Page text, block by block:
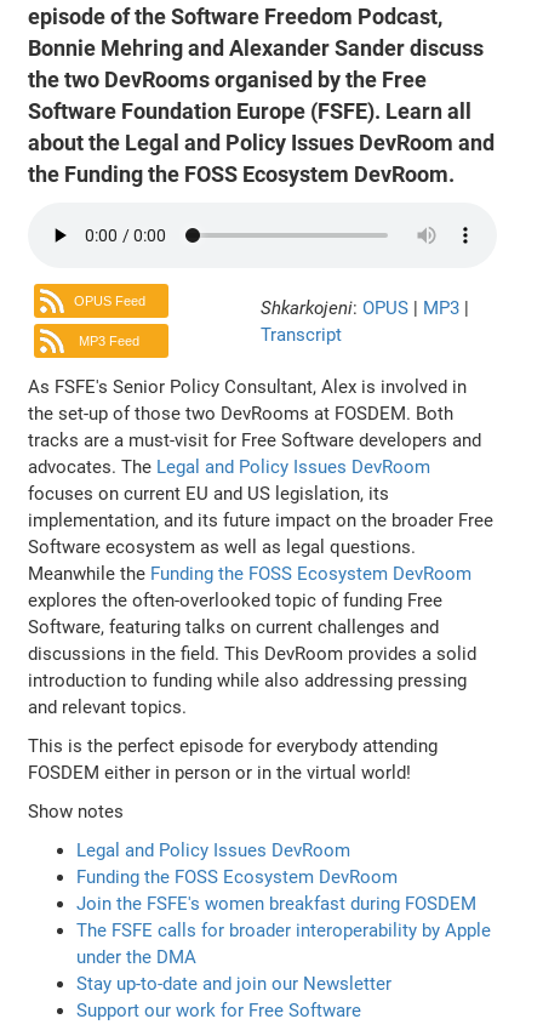
episode of the Software Freedom Podcast,
Bonnie Mehring and Alexander Sander discuss
the two DevRooms organised by the Free
Software Foundation Europe (FSFE). Learn all
about the Legal and Policy Issues DevRoom and
the Funding the FOSS Ecosystem DevRoom.
OPUS Feed
MP3 Feed
Shkarkojeni: OPUS | MP3 |
Transcript
As FSFE's Senior Policy Consultant, Alex is involved in
the set-up of those two DevRooms at FOSDEM. Both
tracks are a must-visit for Free Software developers and
advocates. The Legal and Policy Issues DevRoom
focuses on current EU and US legislation, its
implementation, and its future impact on the broader Free
Software ecosystem as well as legal questions.
Meanwhile the Funding the FOSS Ecosystem DevRoom
explores the often-overlooked topic of funding Free
Software, featuring talks on current challenges and
discussions in the field. This DevRoom provides a solid
introduction to funding while also addressing pressing
and relevant topics.
This is the perfect episode for everybody attending
FOSDEM either in person or in the virtual world!
Show notes
Legal and Policy Issues DevRoom
Funding the FOSS Ecosystem DevRoom
Join the FSFE's women breakfast during FOSDEM
The FSFE calls for broader interoperability by Apple
under the DMA
Stay up-to-date and join our Newsletter
Support our work for Free Software